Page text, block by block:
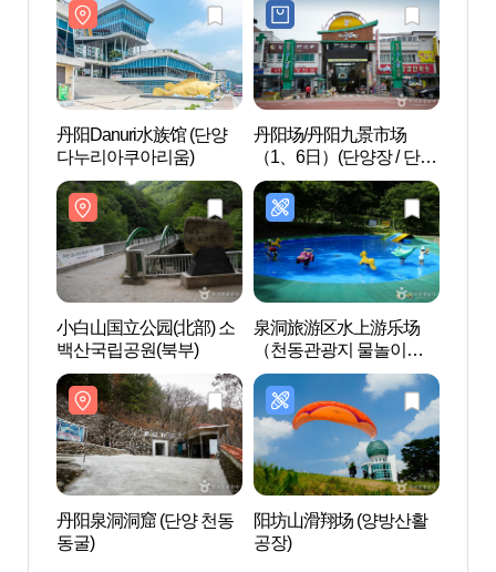
丹阳Danuri水族馆 (단양
다누리아쿠아리움)
丹阳场/丹阳九景市场
（1、6日）(단양장 / 단양
구경시장 (1, 6일))
小白山国立公园(北部) 소
백산국립공원(북부)
泉洞旅游区水上游乐场
（천동관광지 물놀이
장）
丹阳泉洞洞窟 (단양 천동
동굴)
阳坊山滑翔场 (양방산활
공장)